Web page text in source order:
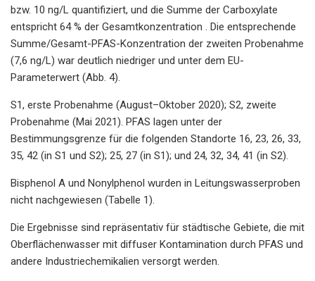
bzw. 10 ng/L quantifiziert, und die Summe der Carboxylate
entspricht 64 % der Gesamtkonzentration . Die entsprechende
Summe/Gesamt-PFAS-Konzentration der zweiten Probenahme
(7,6 ng/L) war deutlich niedriger und unter dem EU-
Parameterwert (Abb. 4).
S1, erste Probenahme (August–Oktober 2020); S2, zweite
Probenahme (Mai 2021). PFAS lagen unter der
Bestimmungsgrenze für die folgenden Standorte 16, 23, 26, 33,
35, 42 (in S1 und S2); 25, 27 (in S1); und 24, 32, 34, 41 (in S2).
Bisphenol A und Nonylphenol wurden in Leitungswasserproben
nicht nachgewiesen (Tabelle 1).
Die Ergebnisse sind repräsentativ für städtische Gebiete, die mit
Oberflächenwasser mit diffuser Kontamination durch PFAS und
andere Industriechemikalien versorgt werden.